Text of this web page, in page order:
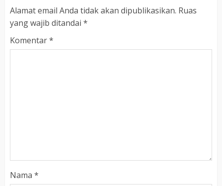
Alamat email Anda tidak akan dipublikasikan. Ruas
yang wajib ditandai *
Komentar*
Nama *